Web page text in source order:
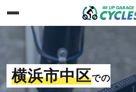
横浜市中区での